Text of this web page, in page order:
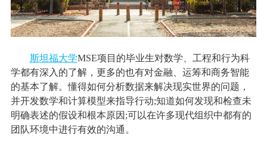
斯坦福大学MSE项目的毕业生对数学、工程和行为科
学都有深入的了解，更多的也有对金融、运筹和商务智能
的基本了解。懂得如何分析数据来解决现实世界的问题，
并开发数学和计算模型来指导行动;知道如何发现和检查未
明确表述的假设和根本原因;可以在许多现代组织中都有的
团队环境中进行有效的沟通。